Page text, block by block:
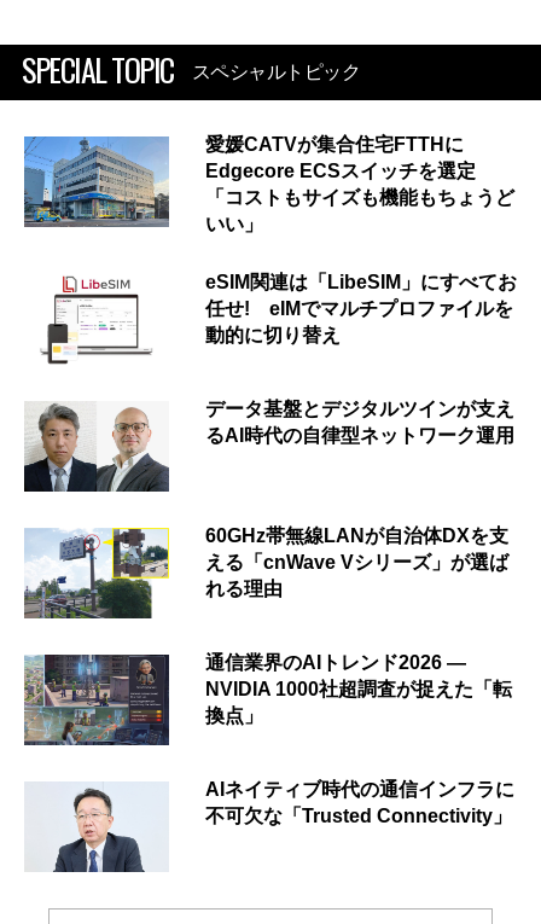
SPECIAL TOPIC スペシャルトピック
愛媛CATVが集合住宅FTTHに
Edgecore ECSスイッチを選定
「コストもサイズも機能もちょうど
いい」
eSIM関連は「LibeSIM」にすべてお
任せ! eIMでマルチプロファイルを
動的に切り替え
データ基盤とデジタルツインが支え
るAI時代の自律型ネットワーク運用
60GHz帯無線LANが自治体DXを支
える「cnWave Vシリーズ」が選ば
れる理由
通信業界のAIトレンド2026 ―
NVIDIA 1000社超調査が捉えた「転
換点」
AIネイティブ時代の通信インフラに
不可欠な「Trusted Connectivity」